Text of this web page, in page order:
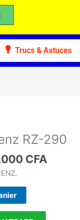
Trucs & Astuces
RZ-290
:
CFA.
CFA
prix
actuel